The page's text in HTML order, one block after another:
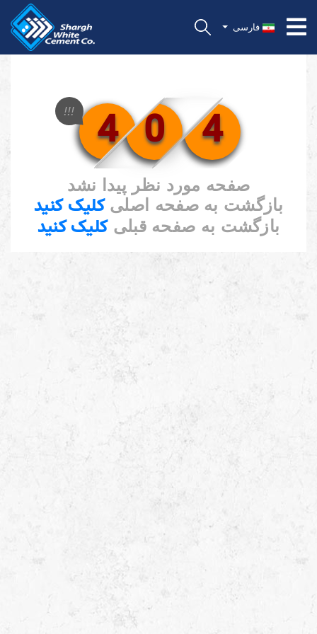
فارسی
4 0 4
!!!
صفحه مورد نظر پیدا نشد
بازگشت به صفحه اصلیکلیک کنید
بازگشت به صفحه قبلیکلیک کنید